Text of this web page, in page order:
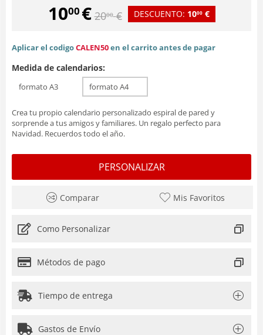
1000 € 2000 € DESCUENTO: 1000 €
Aplicar el codigoCALEN50en el carrito antes de pagar
Medida de calendarios:
formato A3 formato A4
Crea tu propio calendario personalizado espiral de pared y
sorprende a tus amigos y familiares. Un regalo perfecto para
Navidad. Recuerdos todo el año.
PERSONALIZAR
Comparar Mis Favoritos
Como Personalizar
Métodos de pago
Tiempo de entrega
Gastos de Envío